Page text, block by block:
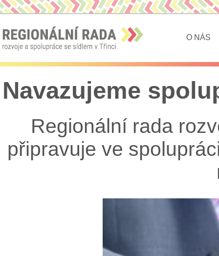
O NÁS
Navazujeme
Regionální rada
připravuje ve